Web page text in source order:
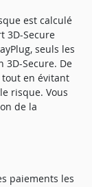
est calculé
3D-Secure
seuls les
Secure. De
en évitant
risque. Vous
de la
paiements les